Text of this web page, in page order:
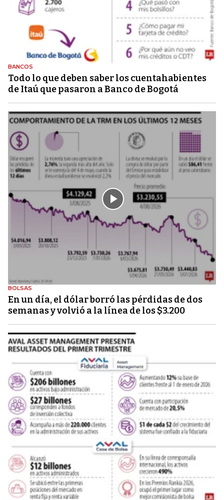
BANCOS
Todo lo que deben saber los cuentahabientes
de Itaú que pasaron a Banco de Bogotá
BOLSAS
En un día, el dólar borró las pérdidas de dos
semanas y volvió a la línea de los $3.200